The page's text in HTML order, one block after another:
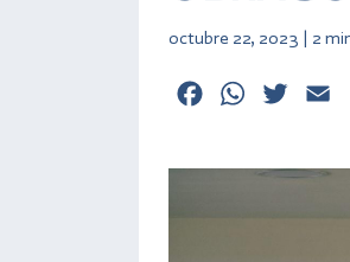
octubre 22, 2023 | 2